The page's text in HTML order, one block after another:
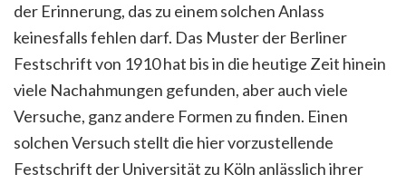
der Erinnerung, das zu einem solchen Anlass
keinesfalls fehlen darf. Das Muster der Berliner
Festschrift von 1910 hat bis in die heutige Zeit hinein
viele Nachahmungen gefunden, aber auch viele
Versuche, ganz andere Formen zu finden. Einen
solchen Versuch stellt die hier vorzustellende
Festschrift der Universität zu Köln anlässlich ihrer